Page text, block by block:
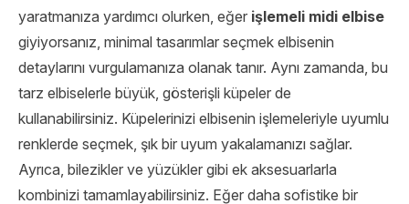
yaratmanıza yardımcı olurken, eğer işlemeli midi elbise
giyiyorsanız, minimal tasarımlar seçmek elbisenin
detaylarını vurgulamanıza olanak tanır. Aynı zamanda, bu
tarz elbiselerle büyük, gösterişli küpeler de
kullanabilirsiniz. Küpelerinizi elbisenin işlemeleriyle uyumlu
renklerde seçmek, şık bir uyum yakalamanızı sağlar.
Ayrıca, bilezikler ve yüzükler gibi ek aksesuarlarla
kombinizi tamamlayabilirsiniz. Eğer daha sofistike bir